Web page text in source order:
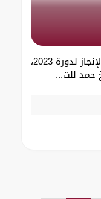
بعد اختيار السندية ضمن لغات فئة الإنجاز لدورة 2023،
حمد للت...